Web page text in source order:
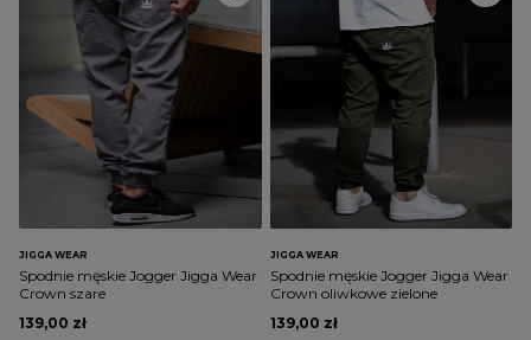
JIGGA WEAR
Spodnie męskie Jogger Jigga Wear
Crown szare
139,00 zł
JIGGA WEAR
Spodnie męskie Jogger Jigga Wear
Crown oliwkowe zielone
139,00 zł